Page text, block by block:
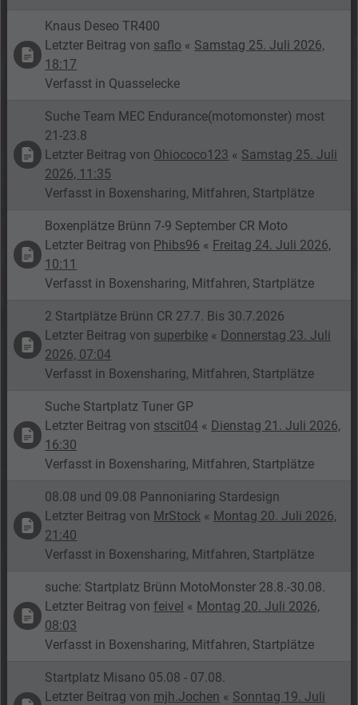
Knaus Deseo TR400
Letzter Beitrag von saflo « Samstag 25. Juli 2026,
18:17
Verfasst in Quasselecke
Suche Team MEC Endurance(motomonster) most
21-23.8
Letzter Beitrag von Ohiococo123 « Samstag 25. Juli
2026, 11:35
Verfasst in Boxensharing, Mitfahren, Startplätze
Boxenplätze Brünn 7-9 September CR Moto
Letzter Beitrag von Phibs96 « Freitag 24. Juli 2026,
10:11
Verfasst in Boxensharing, Mitfahren, Startplätze
2 Startplätze Brünn CR 27.7. Bis 30.7.2026
Letzter Beitrag von superbike « Donnerstag 23. Juli
2026, 07:04
Verfasst in Boxensharing, Mitfahren, Startplätze
Suche Startplatz Tuner GP
Letzter Beitrag von stscit04 « Dienstag 21. Juli 2026,
16:30
Verfasst in Boxensharing, Mitfahren, Startplätze
08.08 und 09.08 Pannoniaring Stardesign
Letzter Beitrag von MrStock « Montag 20. Juli 2026,
21:40
Verfasst in Boxensharing, Mitfahren, Startplätze
suche: Startplatz Brünn MotoMonster 28.8.-30.08.
Letzter Beitrag vonfeivel « Montag 20. Juli 2026,
08:03
Verfasst in Boxensharing, Mitfahren, Startplätze
Startplatz Misano 05.08 - 07.08.
Letzter Beitrag von mjh.Jochen « Sonntag 19. Juli